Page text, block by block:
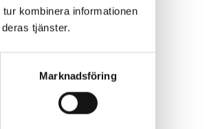
kombinera informationen
tjänster.
Marknadsföring